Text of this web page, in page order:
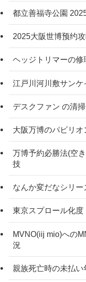
都立善福寺公園
2025大阪世博预约
ヘッジトリマーの修
江戸川河川敷サン
デスクファン の清
大阪万博のパビリオ
万博予約必勝法(空
技
なんか変だなシリ
東京スプロール化
MVNO(iij mio)への
況
親族死亡時の未払